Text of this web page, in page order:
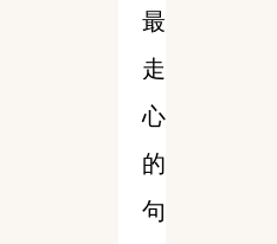
最
走
心
的
句